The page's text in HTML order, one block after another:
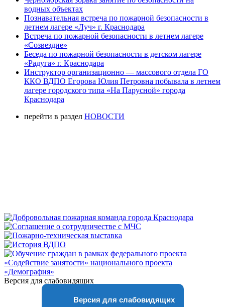
водных объектах
Познавательная встреча по пожарной безопасности в
летнем лагере «Луч» г. Краснодара
Встреча по пожарной безопасности в летнем лагере
«Созвездие»
Беседа по пожарной безопасности в детском лагере
«Радуга» г. Краснодара
Инструктор организационно — массового отдела ГО
ККО ВДПО Егорова Юлия Петровна побывала в летнем
лагере городского типа «На Парусной» города
Краснодара
перейти в раздел НОВОСТИ
Версия для слабовидящих
Версия для слабовидящих